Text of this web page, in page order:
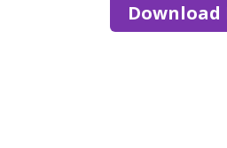
Download